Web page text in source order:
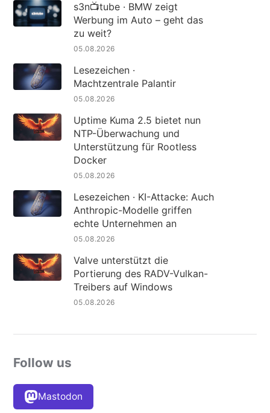
s3n📺tube · BMW zeigt
Werbung im Auto – geht das
zu weit?
05.08.2026
Lesezeichen ·
Machtzentrale Palantir
05.08.2026
Uptime Kuma 2.5 bietet nun
NTP-Überwachung und
Unterstützung für Rootless
Docker
05.08.2026
Lesezeichen · KI-Attacke: Auch
Anthropic-Modelle griffen
echte Unternehmen an
05.08.2026
Valve unterstützt die
Portierung des RADV-Vulkan-
Treibers auf Windows
05.08.2026
Follow us
Mastodon